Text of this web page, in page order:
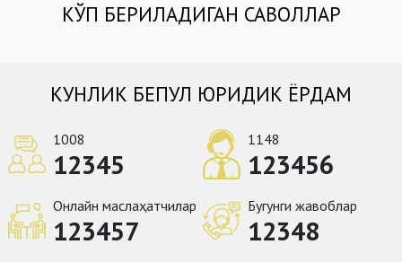
КЎП БЕРИЛАДИГАН САВОЛЛАР
КУНЛИК БЕПУЛ ЮРИДИК ЁРДАМ
1008
12345
1148
123456
Онлайн маслаҳатчилар
123457
Бугунги жавоблар
12348